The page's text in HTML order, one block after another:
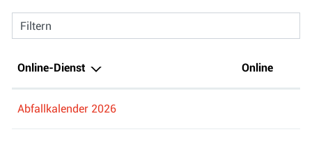
Filtern
Online-Dienst Online
Abfallkalender 2026